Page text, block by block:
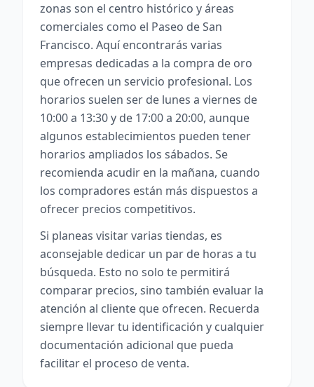
zonas son el centro histórico y áreas
comerciales como el Paseo de San
Francisco. Aquí encontrarás varias
empresas dedicadas a la compra de oro
que ofrecen un servicio profesional. Los
horarios suelen ser de lunes a viernes de
10:00 a 13:30 y de 17:00 a 20:00, aunque
algunos establecimientos pueden tener
horarios ampliados los sábados. Se
recomienda acudir en la mañana, cuando
los compradores están más dispuestos a
ofrecer precios competitivos.
Si planeas visitar varias tiendas, es
aconsejable dedicar un par de horas a tu
búsqueda. Esto no solo te permitirá
comparar precios, sino también evaluar la
atención al cliente que ofrecen. Recuerda
siempre llevar tu identificación y cualquier
documentación adicional que pueda
facilitar el proceso de venta.